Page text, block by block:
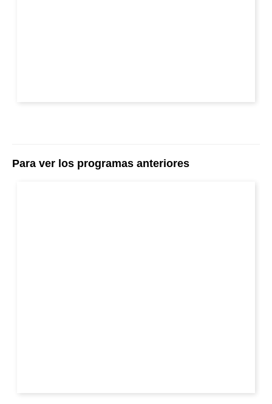
Para ver los programas anteriores